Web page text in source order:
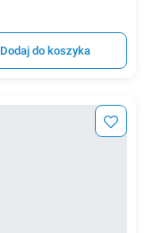
Dodaj do koszyka